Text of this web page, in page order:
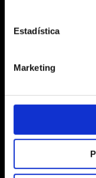
Estadística
Marketing
Profesor Tierno
15670 - Culleredo
Quiénes somos